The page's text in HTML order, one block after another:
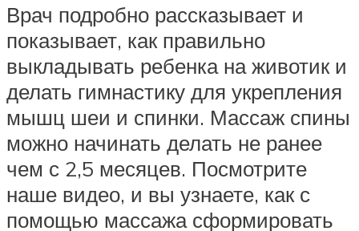
Врач подробно рассказывает и
показывает, как правильно
выкладывать ребенка на животик и
делать гимнастику для укрепления
мышц шеи и спинки. Массаж спины
можно начинать делать не ранее
чем с 2,5 месяцев. Посмотрите
наше видео, и вы узнаете, как с
помощью массажа сформировать